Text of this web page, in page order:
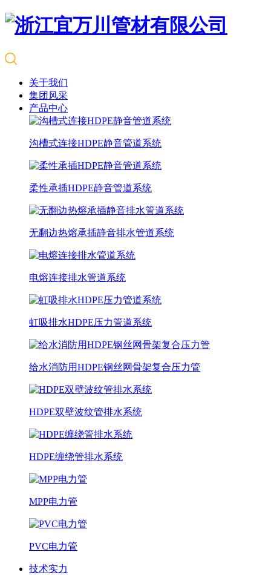
关于我们
集团风采
产品中心
沟槽式连接HDPE静音管道系统
柔性承插HDPE静音管道系统
无翻边热熔承插静音排水管道系统
电熔连接排水管道系统
虹吸排水HDPE压力管道系统
给水消防用HDPE钢丝网骨架复合压力管
HDPE双壁波纹管排水系统
HDPE缠绕管排水系统
MPP电力管
PVC电力管
技术实力